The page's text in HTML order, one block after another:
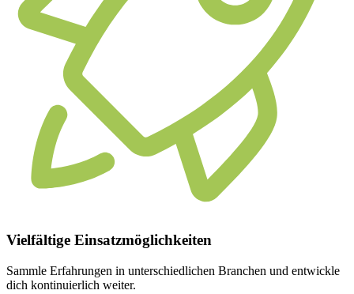
Vielfältige Einsatzmöglichkeiten
Sammle Erfahrungen in unterschiedlichen Branchen und entwickle
dich kontinuierlich weiter.